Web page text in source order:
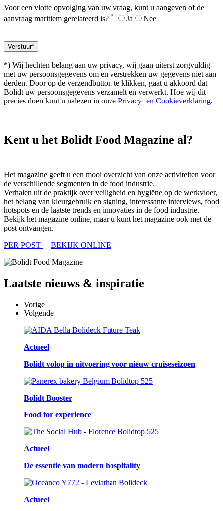
Voor een vlotte opvolging van uw vraag, kunt u aangeven of de
aanvraag maritiem gerelateerd is? * Ja Nee
*) Wij hechten belang aan uw privacy, wij gaan uiterst zorgvuldig
met uw persoonsgegevens om en verstrekken uw gegevens niet aan
derden. Door op de verzendbutton te klikken, gaat u akkoord dat
Bolidt uw persoonsgegevens verzamelt en verwerkt. Hoe wij dit
precies doen kunt u nalezen in onze Privacy- en Cookieverklaring.
Kent u het Bolidt Food Magazine al?
Het magazine geeft u een mooi overzicht van onze activiteiten voor
de verschillende segmenten in de food industrie.
Verhalen uit de praktijk over veiligheid en hygiëne op de werkvloer,
het belang van kleurgebruik en signing, interessante interviews, food
hotspots en de laatste trends en innovaties in de food industrie.
Bekijk het magazine online, maar u kunt het magazine ook met de
post ontvangen.
PER POST
BEKIJK ONLINE
Laatste nieuws & inspiratie
Vorige
Volgende
Actueel
Bolidt volop in uitvoering voor nieuw cruiseseizoen
Bolidt Booster
Food for experience
Actueel
De essentie van modern hospitality
Actueel